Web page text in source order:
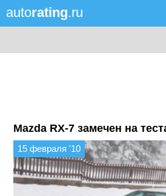
autorating.ru
Mazda RX-7 замечен на
15 февраля '10